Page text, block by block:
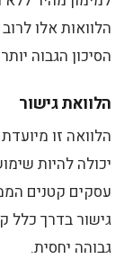
הלוואות אלו
הסיכון הגבוה
הלוואת גישור
הלוואה זו
יכולה להיות
עסקים קטנים
גישור בדרך כלל
גבוהה יחסית.